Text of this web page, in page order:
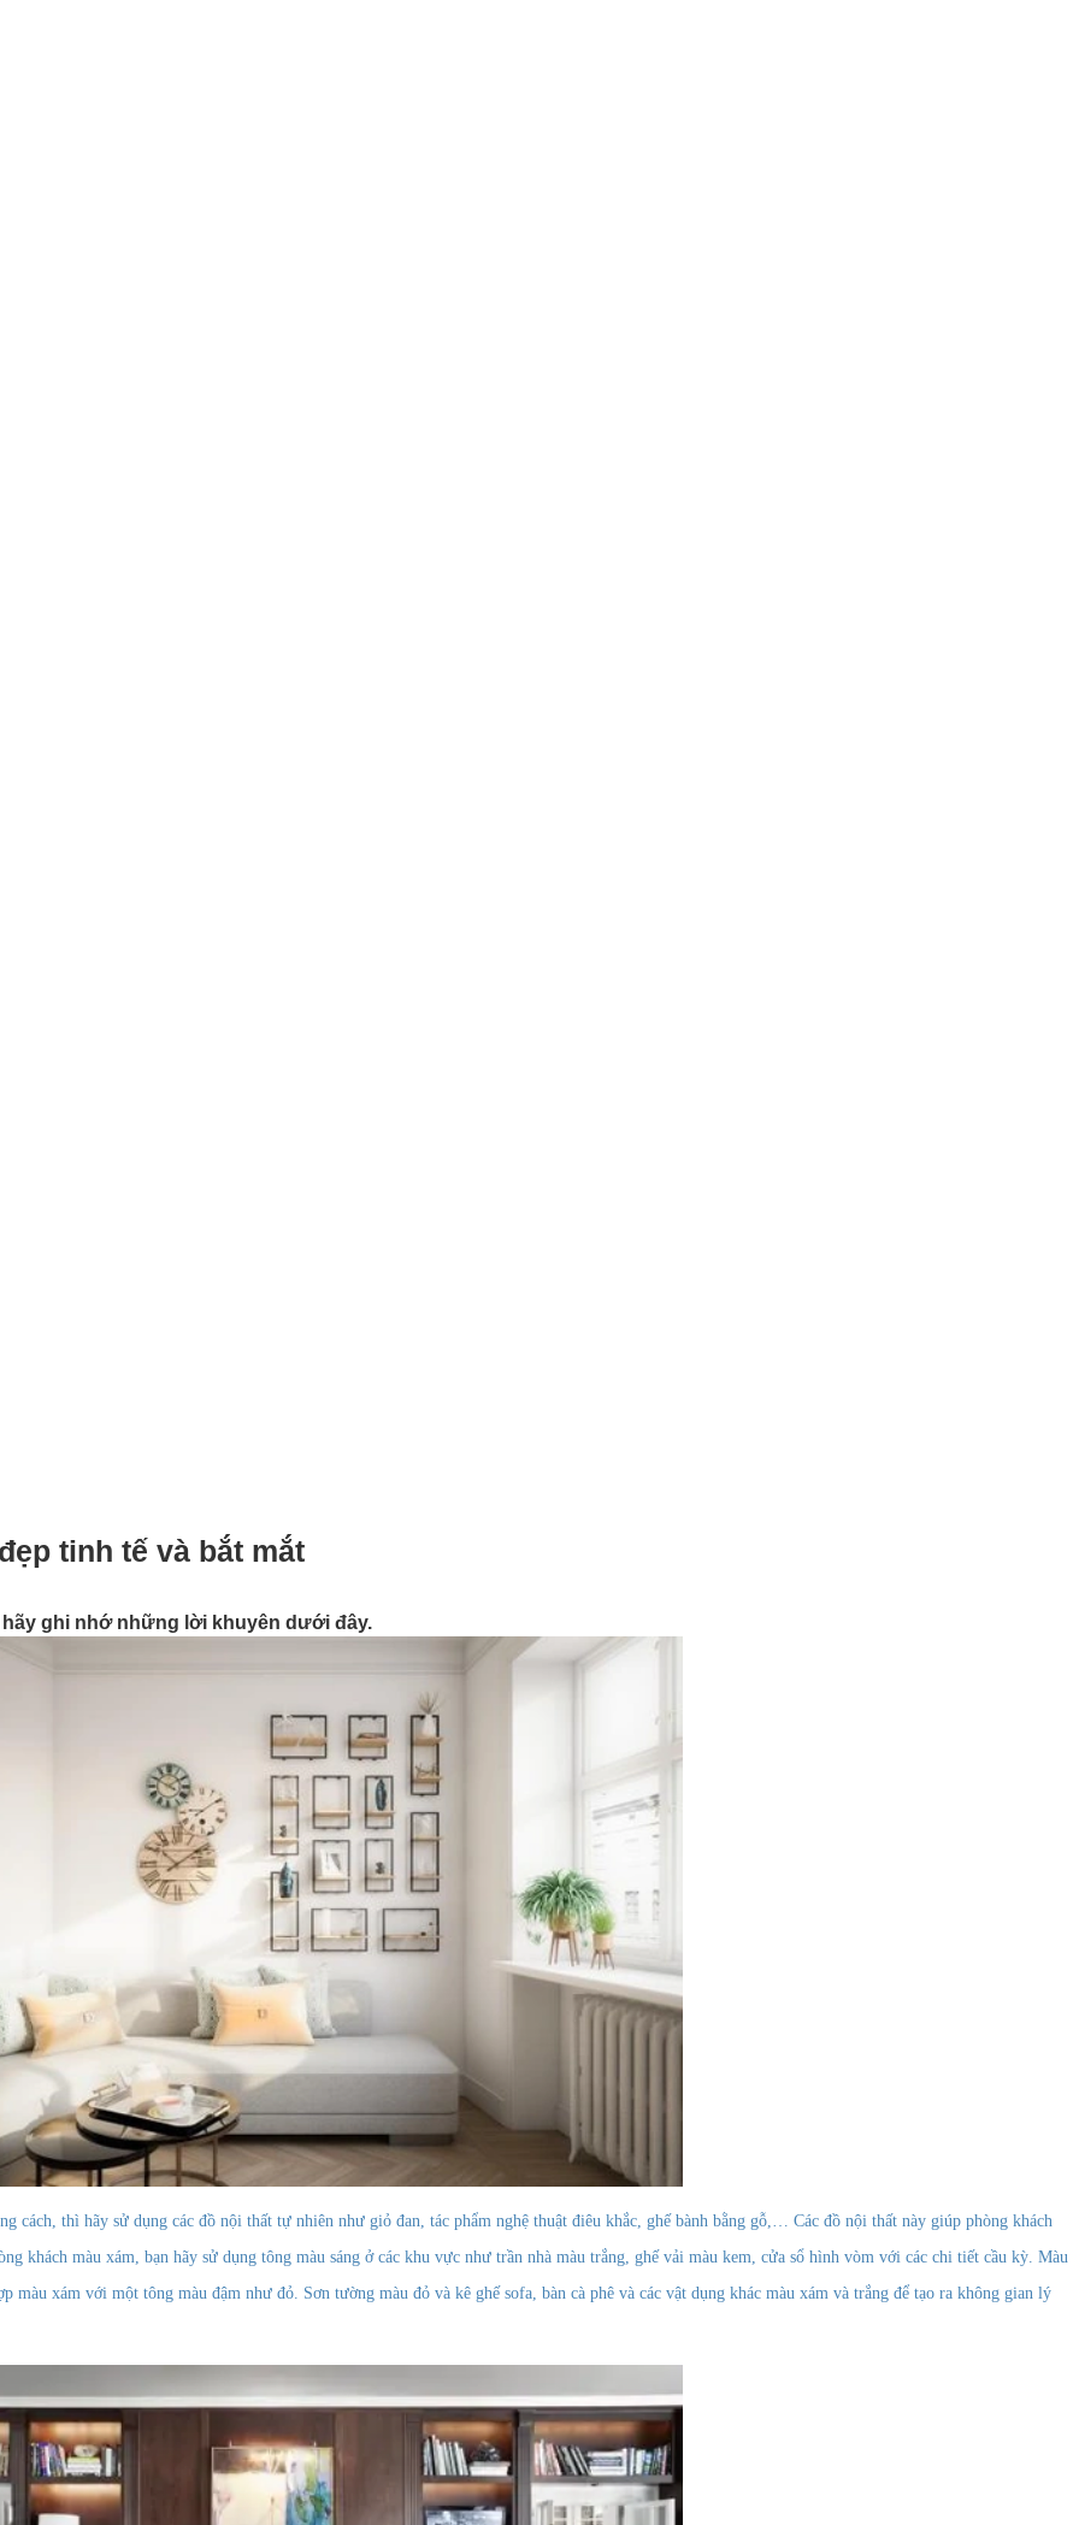
tinh tế và bắt mắt
ghi nhớ những lời khuyên dưới đây.
cách, thì hãy sử dụng các đồ nội thất tự nhiên như giỏ đan, tác phẩm nghệ thuật điêu khắc, ghế bành bằng gỗ,… Các đồ nội thất này giúp phòng khách
khách màu xám, bạn hãy sử dụng tông màu sáng ở các khu vực như trần nhà màu trắng, ghế vải màu kem, cửa sổ hình vòm với các chi tiết cầu kỳ. Màu
màu xám với một tông màu đậm như đỏ. Sơn tường màu đỏ và kê ghế sofa, bàn cà phê và các vật dụng khác màu xám và trắng để tạo ra không gian lý